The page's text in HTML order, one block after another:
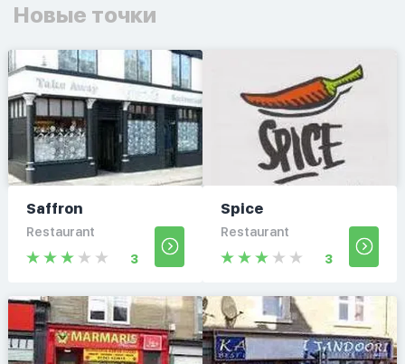
Новые точки
Saffron
Restaurant
3
Spice
Restaurant
3